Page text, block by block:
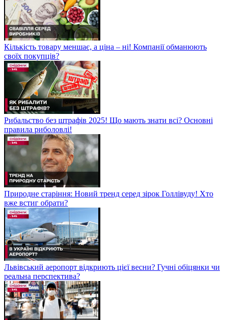
Кількість товару меншає, а ціна – ні! Компанії обманюють
своїх покупців?
Рибальство без штрафів 2025! Що мають знати всі? Основні
правила риболовлі!
Природне старіння: Новий тренд серед зірок Голлівуду! Хто
вже встиг обрати?
Львівський аеропорт відкриють цієї весни? Гучні обіцянки чи
реальна перспектива?